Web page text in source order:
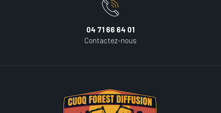
04 71 66 64 01
Contactez-nous